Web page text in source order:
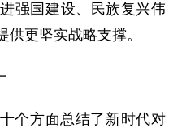
强国建设、民族复兴伟
更坚实战略支撑。
个方面总结了新时代对